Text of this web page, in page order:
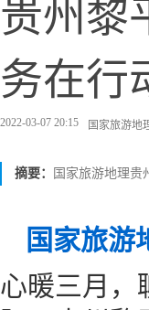
贵州黎
务在行
2022-03-07 20:15 国家旅游地
摘要： 国家旅游地理贵
国家旅游
心暖三月，